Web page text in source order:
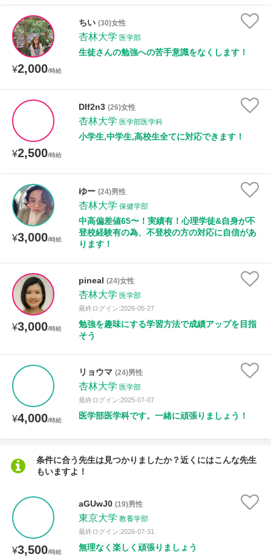
¥2,000/時給
ちい (30)女性
杏林大学 医学部
生徒さんの勉強への苦手意識をなくします！
¥2,500/時給
DIf2n3 (26)女性
杏林大学 医学部医学科
小学生,中学生,高校生全てに対応できます！
¥3,000/時給
ゆー (24)男性
杏林大学 保健学部
中高偏差値65〜！実績有！心理学徒&自身が不
登校経験有の為、不登校の方の対応に自信があ
ります！
¥3,000/時給
pineal (24)女性
杏林大学 医学部
最終ログイン:2026-05-27
勉強を趣味にする学習方法で成績アップを目指
そう
¥4,000/時給
リョウマ (24)男性
杏林大学 医学部
最終ログイン:2025-07-07
医学部医学科です。一緒に頑張りましょう！
条件に合う先生は見つかりましたか？近くにはこんな先生
もいますよ！
¥3,500/時給
aGUwJ0 (19)男性
東京大学 教養学部
最終ログイン:2026-07-31
無理なく楽しく頑張りましょう
所属大学
年齢：18-101歳
性別